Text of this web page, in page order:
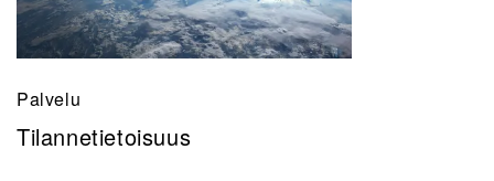
Palvelu
Tilannetietoisuus